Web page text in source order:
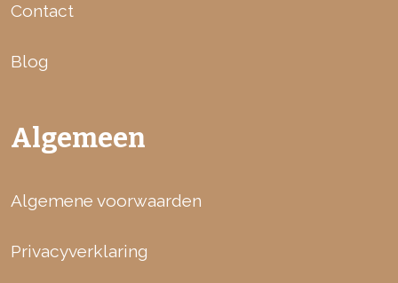
Contact
Blog
Algemeen
Algemene voorwaarden
Privacyverklaring